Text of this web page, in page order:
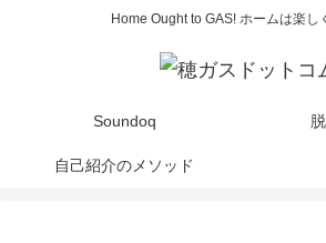
Home Ought to GAS! ホームは楽し
Soundoq
自己紹介のメソッド